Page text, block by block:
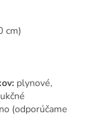
cm)
plynové,
(odporúčame